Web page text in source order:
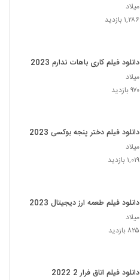
میلاد
۱,۲۸۶ بازدید
دانلود فیلم کاری باهات ندارم 2023
میلاد
۹۷۰ بازدید
دانلود فیلم دختر پنجه بوکسی 2023
میلاد
۱,۰۱۹ بازدید
دانلود فیلم طعمه ارز دیجیتال 2023
میلاد
۸۲۵ بازدید
دانلود فیلم اتاق فرار 2 2022